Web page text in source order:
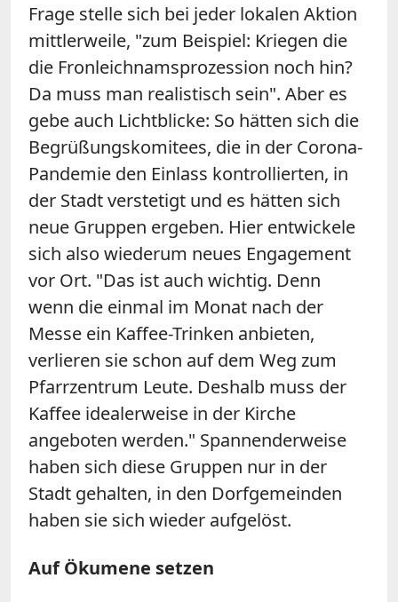
Frage stelle sich bei jeder lokalen Aktion
mittlerweile, "zum Beispiel: Kriegen die
die Fronleichnamsprozession noch hin?
Da muss man realistisch sein". Aber es
gebe auch Lichtblicke: So hätten sich die
Begrüßungskomitees, die in der Corona-
Pandemie den Einlass kontrollierten, in
der Stadt verstetigt und es hätten sich
neue Gruppen ergeben. Hier entwickele
sich also wiederum neues Engagement
vor Ort. "Das ist auch wichtig. Denn
wenn die einmal im Monat nach der
Messe ein Kaffee-Trinken anbieten,
verlieren sie schon auf dem Weg zum
Pfarrzentrum Leute. Deshalb muss der
Kaffee idealerweise in der Kirche
angeboten werden." Spannenderweise
haben sich diese Gruppen nur in der
Stadt gehalten, in den Dorfgemeinden
haben sie sich wieder aufgelöst.
Auf Ökumene setzen